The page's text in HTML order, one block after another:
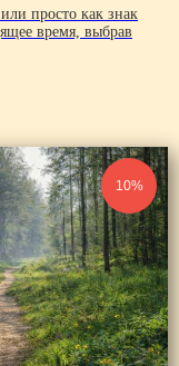
просто как знак
время, выбрав
10%